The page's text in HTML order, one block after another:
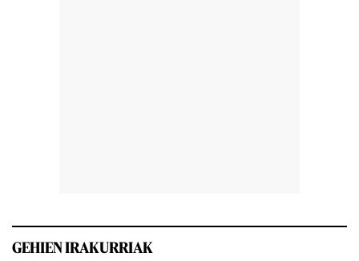
GEHIEN IRAKURRIAK